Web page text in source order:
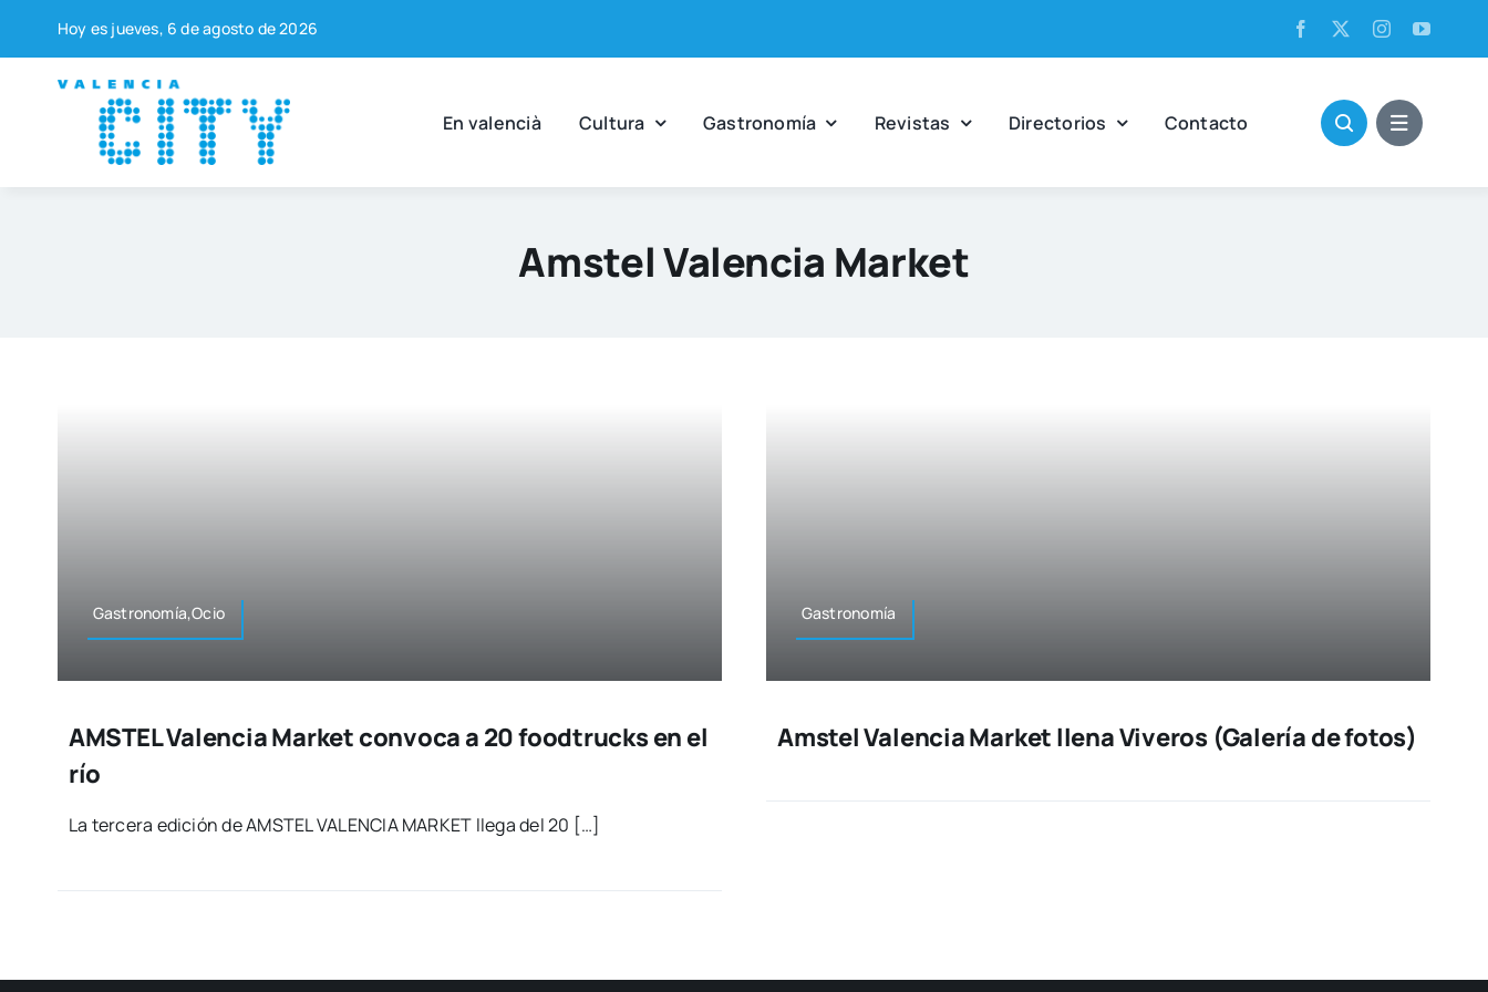
contenido
Hoy es jue­ves, 6 de agos­to de 2026
En valen­cià Cul­tu­ra Gas­tro­no­mía Revis­tas Direc­to­rios Con­tac­to
Amstel Valencia Market
Gastronomía,Ocio
AMSTEL Valencia Market convoca a 20 foodtrucks en el
río
La ter­ce­ra edi­ción de AMSTEL VALENCIA MARKET lle­ga del 20 […]
Gas­tro­no­mía
Amstel Valencia Market llena Viveros (Galería de fotos)